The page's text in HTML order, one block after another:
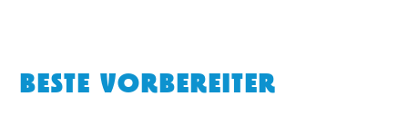
BESTE VORBEREITER